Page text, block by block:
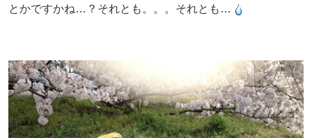
とかですかね…？それとも。。。それとも…